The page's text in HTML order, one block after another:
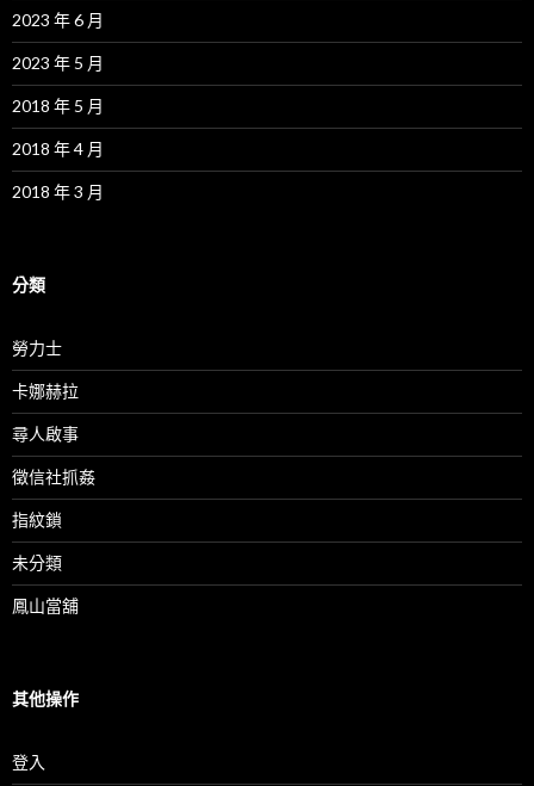
2023 年 6 月
2023 年 5 月
2018 年 5 月
2018 年 4 月
2018 年 3 月
分類
勞力士
卡娜赫拉
尋人啟事
徵信社抓姦
指紋鎖
未分類
鳳山當舖
其他操作
登入